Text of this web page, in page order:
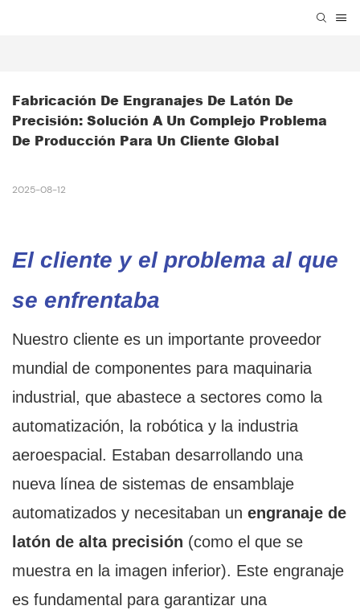
Fabricación De Engranajes De Latón De
Precisión: Solución A Un Complejo Problema
De Producción Para Un Cliente Global
2025-08-12
El cliente y el problema al que
se enfrentaba
Nuestro cliente es un importante proveedor
mundial de componentes para maquinaria
industrial, que abastece a sectores como la
automatización, la robótica y la industria
aeroespacial. Estaban desarrollando una
nueva línea de sistemas de ensamblaje
automatizados y necesitaban un engranaje de
latón de alta precisión (como el que se
muestra en la imagen inferior). Este engranaje
es fundamental para garantizar una